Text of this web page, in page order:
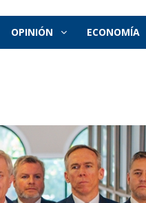
OPINIÓN ECONOMÍA